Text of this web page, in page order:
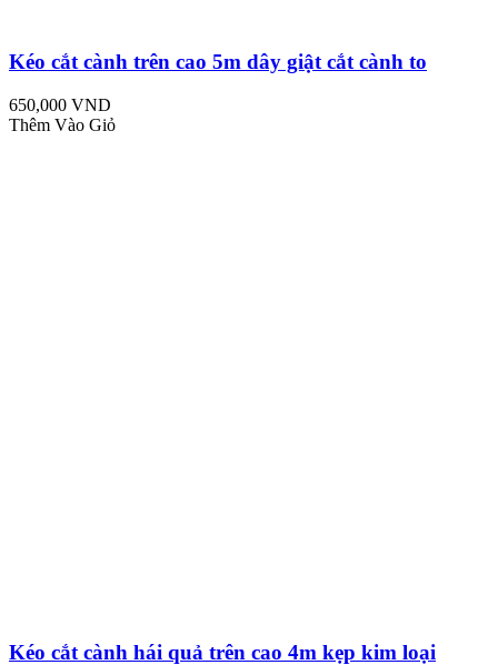
Kéo cắt cành trên cao 5m dây giật cắt cành to
650,000 VND
Thêm Vào Giỏ
Kéo cắt cành hái quả trên cao 4m kẹp kim loại